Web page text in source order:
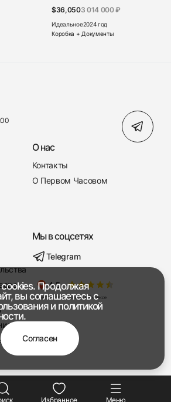
221-22-37
08:00 — 19:00
Избранное Меню
$36,0503 014 000 ₽
Идеальное2024 год
Коробка + Документы
О нас
Контакты
О Первом Часовом
Мы в соцсетях
Telegram
Продолжая
вы соглашаетесь с
и политикой
Согласен